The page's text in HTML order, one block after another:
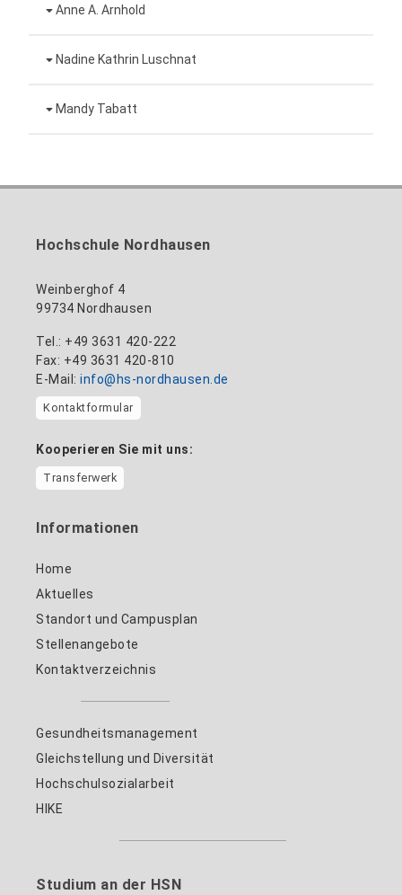
Anne A. Arnhold
Technische Mitarbeiterin
+49 3631 420-151
anne-ariane.arnhold@hs-nordhausen.de
Nadine Kathrin Luschnat
Leiterin Hochschulmarketing
Gebäude 12 (Erdgeschoss)
Mandy Tabatt
mandy.tabatt@hs-nordhausen.de
Gebäude 11, Raum 11.0101
Hochschule Nordhausen
Weinberghof 4
99734 Nordhausen
Tel.: +49 3631 420-222
Fax: +49 3631 420-810
E-Mail: info@hs-nordhausen.de
Kontaktformular
Kooperieren Sie mit uns:
Transferwerk
Informationen
Home
Aktuelles
Standort und Campusplan
Stellenangebote
Kontaktverzeichnis
Gesundheitsmanagement
Gleichstellung und Diversität
Hochschulsozialarbeit
HIKE
Studium an der HSN